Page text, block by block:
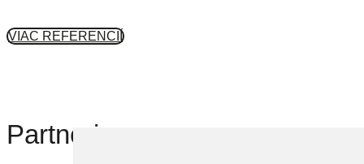
VIAC REFERENCIÍ
Partneri